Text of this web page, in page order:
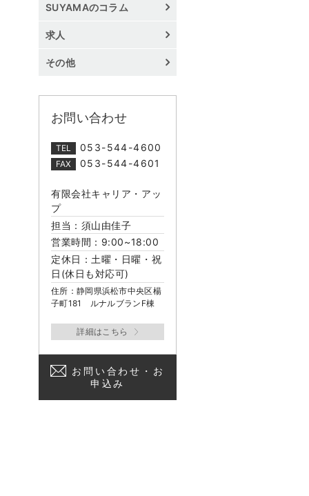
SUYAMAのコラム
求人
その他
お問い合わせ
TEL 053-544-4600
FAX 053-544-4601
有限会社キャリア・アッ
プ
担当：須山由佳子
営業時間：9:00~18:00
定休日：土曜・日曜・祝
日(休日も対応可)
住所：静岡県浜松市中央区楊
子町181 ルナルブランF棟
お問い合わせ・お
申込み